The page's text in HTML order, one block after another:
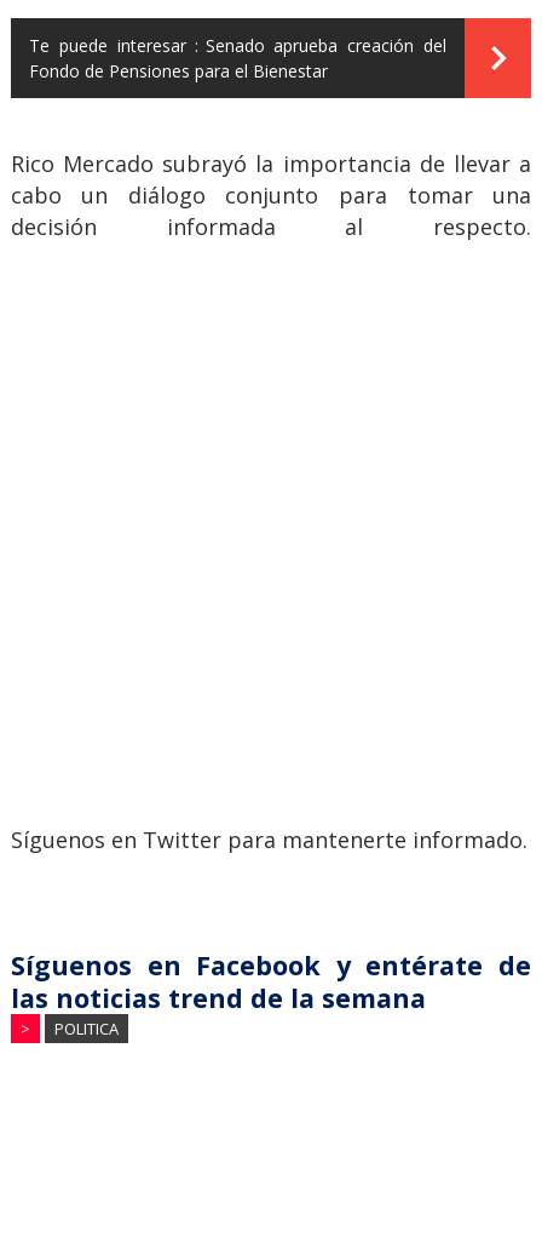
Te puede interesar : Senado aprueba creación del
Fondo de Pensiones para el Bienestar
Rico Mercado subrayó la importancia de llevar a
cabo un diálogo conjunto para tomar una
decisión informada al respecto.
Síguenos en Twitter para mantenerte informado.
Síguenos en Facebook y entérate de
las noticias trend de la semana
> POLITICA